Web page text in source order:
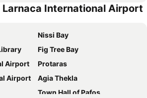
Livadhiotis City Hotel
Sun Hall Hotel
Hotel
Sveltos Hotel
Apartments
Cactus Hotel
Beach
Lokàl Boutique Hotel
Adults Only
Achilleos City Hotel
International Airport
Nissi Bay
Fig Tree Bay
Airport
Protaras
Airport
Agia Thekla
Town Hall of Pafos